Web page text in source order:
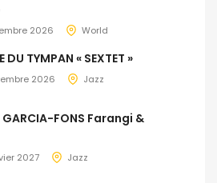
2026 World
DU TYMPAN « SEXTET »
2026 Jazz
GARCIA-FONS Farangi &
2027 Jazz